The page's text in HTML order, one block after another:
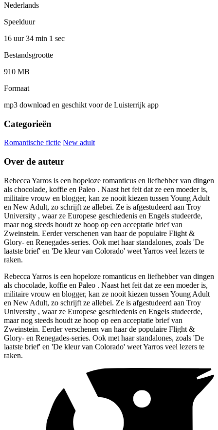
Nederlands
Speelduur
16 uur 34 min 1 sec
Bestandsgrootte
910 MB
Formaat
mp3 download en geschikt voor de Luisterrijk app
Categorieën
Romantische fictie New adult
Over de auteur
Rebecca Yarros is een hopeloze romanticus en liefhebber van dingen
als chocolade, koffie en Paleo . Naast het feit dat ze een moeder is,
militaire vrouw en blogger, kan ze nooit kiezen tussen Young Adult
en New Adult, zo schrijft ze allebei. Ze is afgestudeerd aan Troy
University , waar ze Europese geschiedenis en Engels studeerde,
maar nog steeds houdt ze hoop op een acceptatie brief van
Zweinstein. Eerder verschenen van haar de populaire Flight &
Glory- en Renegades-series. Ook met haar standalones, zoals 'De
laatste brief' en 'De kleur van Colorado' weet Yarros veel lezers te
raken.
Rebecca Yarros is een hopeloze romanticus en liefhebber van dingen
als chocolade, koffie en Paleo . Naast het feit dat ze een moeder is,
militaire vrouw en blogger, kan ze nooit kiezen tussen Young Adult
en New Adult, zo schrijft ze allebei. Ze is afgestudeerd aan Troy
University , waar ze Europese geschiedenis en Engels studeerde,
maar nog steeds houdt ze hoop op een acceptatie brief van
Zweinstein. Eerder verschenen van haar de populaire Flight &
Glory- en Renegades-series. Ook met haar standalones, zoals 'De
laatste brief' en 'De kleur van Colorado' weet Yarros veel lezers te
raken.